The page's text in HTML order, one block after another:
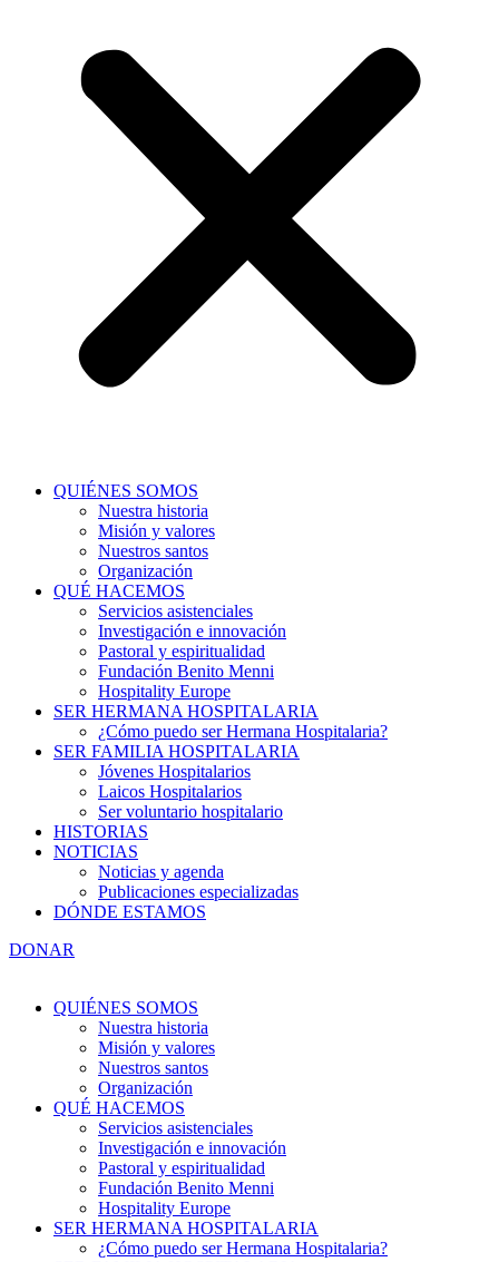
QUIÉNES SOMOS
Nuestra historia
Misión y valores
Nuestros santos
Organización
QUÉ HACEMOS
Servicios asistenciales
Investigación e innovación
Pastoral y espiritualidad
Fundación Benito Menni
Hospitality Europe
SER HERMANA HOSPITALARIA
¿Cómo puedo ser Hermana Hospitalaria?
SER FAMILIA HOSPITALARIA
Jóvenes Hospitalarios
Laicos Hospitalarios
Ser voluntario hospitalario
HISTORIAS
NOTICIAS
Noticias y agenda
Publicaciones especializadas
DÓNDE ESTAMOS
DONAR
QUIÉNES SOMOS
Nuestra historia
Misión y valores
Nuestros santos
Organización
QUÉ HACEMOS
Servicios asistenciales
Investigación e innovación
Pastoral y espiritualidad
Fundación Benito Menni
Hospitality Europe
SER HERMANA HOSPITALARIA
¿Cómo puedo ser Hermana Hospitalaria?